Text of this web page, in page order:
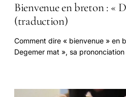
Bienvenue en breton : «
(traduction)
Comment dire « bienvenue » en
Degemer mat », sa